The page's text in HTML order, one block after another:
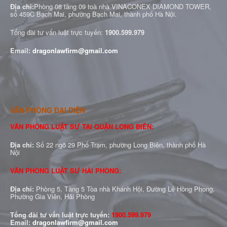
Địa chỉ:Phòng 08 tầng 09 toà nhà VINACONEX DIAMOND TOWER,
số 459C Bạch Mai, phường Bạch Mai, thành phố Hà Nội.
Tổng đài tư vấn luật trực tuyến: 1900.599.979
Email: dragonlawfirm@gmail.com
VĂN PHÒNG ĐẠI DIỆN
VĂN PHÒNG LUẬT SƯ TẠI QUẬN LONG BIÊN:
Địa chỉ: Số 22 ngõ 29 Phố Trạm, phường Long Biên, thành phố Hà
Nội
VĂN PHÒNG LUẬT SƯ HẢI PHÒNG:
Địa chỉ: Phòng 5, Tầng 5 Tòa nhà Khánh Hội, Đường Lê Hồng Phong,
Phường Gia Viên, Hải Phòng
Tổng đài tư vấn luật trực tuyến: 1900.599.979
Email: dragonlawfirm@gmail.com